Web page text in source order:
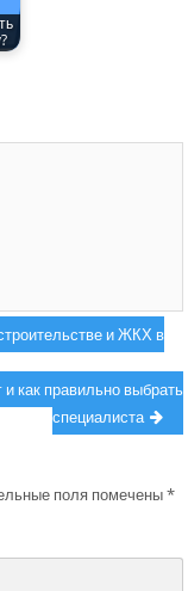
и ЖКХ в
и как правильно выбрать
специалиста
поля помечены*